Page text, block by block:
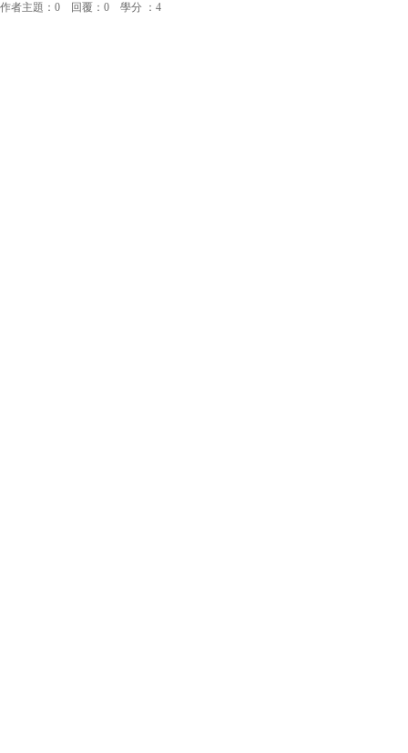
作者主題：0 回覆：0 學分 ：4